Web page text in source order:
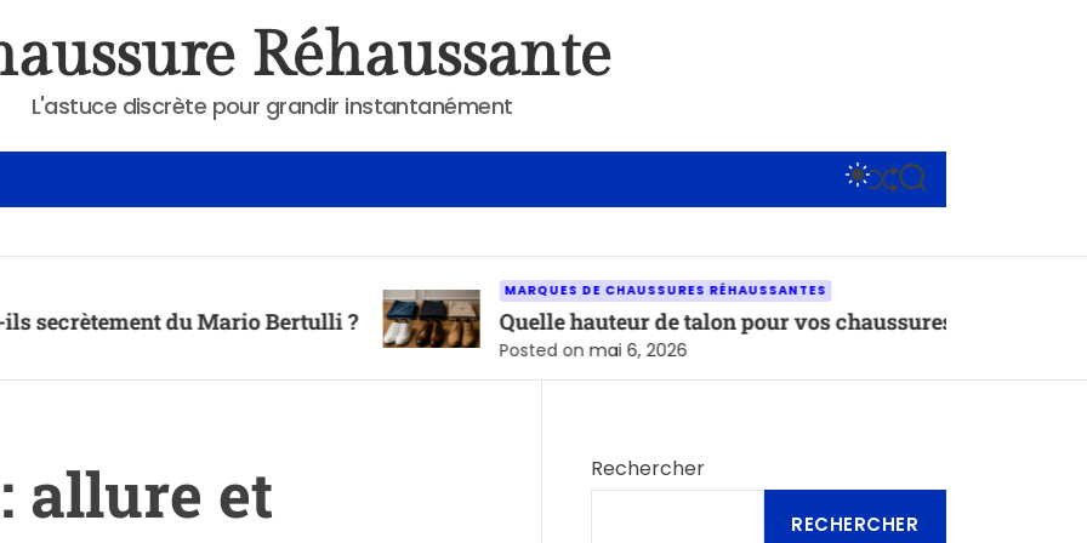
Réhaussante
L'astuce discrète pour grandir instantanément
S
W
I
C
O
S
H
U
F
S
E
A
C
du Mario Bertulli ?
MARQUES DE CHAUSSURES RÉHAUSSANTES
Quelle hauteur de talon pour vos chaussures réhaussantes selon
Posted on mai 6, 2026
allure et
Rechercher
RECHERCHER